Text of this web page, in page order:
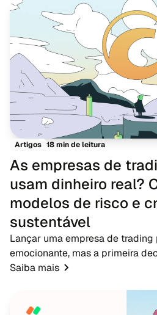
Artigos 18 min de leitura
As empresas de
usam dinheiro real?
modelos de risco e
sustentável
Lançar uma empresa de
emocionante, mas a primeira
arriscar. Na prática, as
Saiba mais